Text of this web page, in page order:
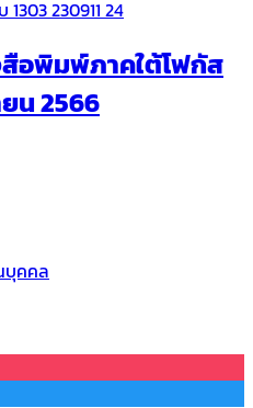
อพิมพ์ภาคใต้โฟกัส
ยน 2566
บุคคล